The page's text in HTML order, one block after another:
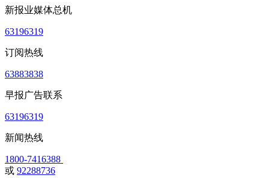
新报业媒体总机
63196319
订阅热线
63883838
早报广告联系
63196319
新闻热线
1800-7416388
或 92288736